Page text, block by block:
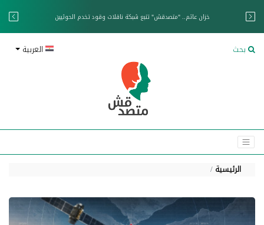
خزان عائم.. "متصدقش" تتبع شبكة ناقلات وقود تخدم الحوثيين
بحث العربية
الرئيسية